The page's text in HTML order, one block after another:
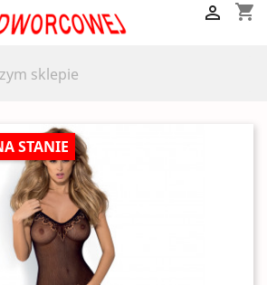
shopping_cart

STANIE